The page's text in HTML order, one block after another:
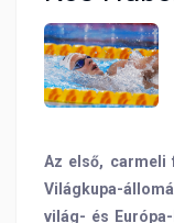
Az első, carmeli
Világkupa-
világ- és